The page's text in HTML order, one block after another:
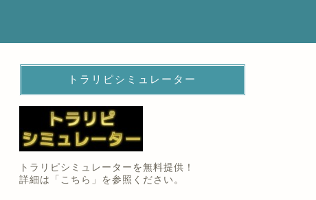
トラリピシミュレーター
トラリピシミュレーターを無料提供！
詳細は「 こちら 」を参照ください。